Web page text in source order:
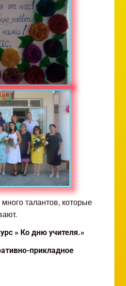
талантов, которые
» Ко дню учителя.»
прикладное